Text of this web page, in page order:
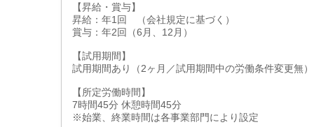
【昇給・賞与】
昇給：年1回 （会社規定に基づく）
賞与：年2回（6月、12月）
【試用期間】
試用期間あり（2ヶ月／試用期間中の労働条件変更無）
【所定労働時間】
7時間45分 休憩時間45分
※始業、終業時間は各事業部門により設定